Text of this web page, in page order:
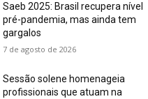
Saeb 2025: Brasil recupera nível
pré-pandemia, mas ainda tem
gargalos
7 de agosto de 2026
Sessão solene homenageia
profissionais que atuam na